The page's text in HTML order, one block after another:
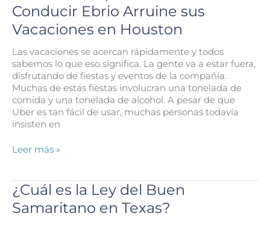
Malhumorados
esta
Temporada
de
Fiestas
Conducir Ebrio Arruine sus
Vacaciones en Houston
Las vacaciones se acercan rápidamente y todos
sabemos lo que eso significa. La gente va a estar fuera,
disfrutando de fiestas y eventos de la compañía.
Muchas de estas fiestas involucran una tonelada de
comida y una tonelada de alcohol. A pesar de que
Uber es tan fácil de usar, muchas personas todavía
insisten en
No
un
Accidente
al
Leer más »
¿Cuál es la Ley del Buen
Samaritano en Texas?